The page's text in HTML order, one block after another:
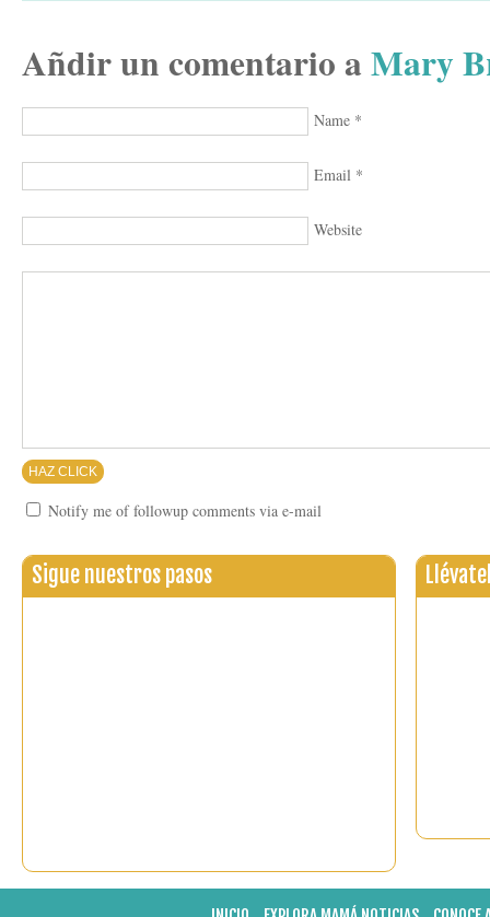
Añdir un comentario aMary
Name *
Email *
Website
Notify me of followup comments via e-mail
Sigue nuestros pasos